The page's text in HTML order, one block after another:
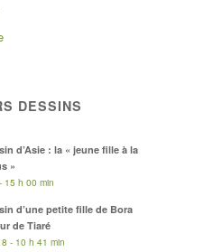
DESSINS
d’Asie : la « jeune fille à la
»
15 h 00 min
d’une petite fille de Bora
de Tiaré
- 10 h 41 min